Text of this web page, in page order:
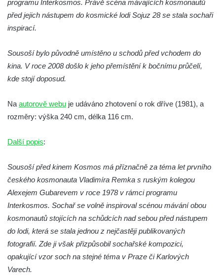
Socha Kudlanka v ZOO Hluboká
Socha Vlčice s mládětem v ZOO Hluboká
Socha Orlice v ZOO Hluboká
Socha Tygr v ZOO Hluboká
Socha Kozorožec horský v ZOO Hluboká
Socha Včela v ZOO Hluboká
Socha Rosomák v ZOO Hluboká
Socha Beruška v ZOO Hluboká
Socha Vážka v ZOO Hluboká
Socha Volavka v ZOO Hluboká
Lavička Kůň Převalského v ZOO Hluboká
Lysá nad Labem, barokní město Šporkovo
programu Interkosmos. Právě scéna mávajících kosmonautů
před jejich nástupem do kosmické lodi Sojuz 28 se stala sochaři
inspirací.
Sousoší bylo původně umístěno u schodů před vchodem do
kina. V roce 2008 došlo k jeho přemístění k bočnímu průčelí,
kde stojí doposud.
Na autorově webu je udáváno zhotovení o rok dříve (1981), a
rozměry: výška 240 cm, délka 116 cm.
Další popis:
Sousoší před kinem Kosmos má příznačně za téma let prvního
českého kosmonauta Vladimíra Remka s ruským kolegou
Alexejem Gubarevem v roce 1978 v rámci programu
Interkosmos. Sochař se volně inspiroval scénou mávání obou
kosmonautů stojících na schůdcích nad sebou před nástupem
do lodi, která se stala jednou z nejčastěji publikovaných
fotografií. Zde ji však přizpůsobil sochařské kompozici,
opakující vzor soch na stejné téma v Praze či Karlových
Varech.